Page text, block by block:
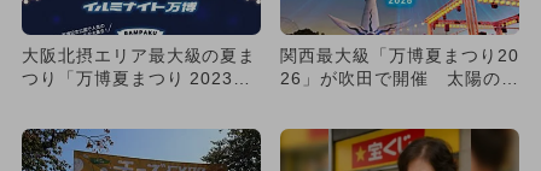
大阪北摂エリア最大級の夏ま
つり「万博夏まつり 2023」
関西最大級「万博夏まつり20
26」が吹田で開催 太陽の塔